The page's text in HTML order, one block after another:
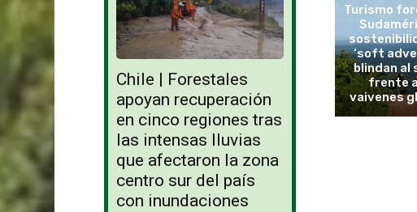
Chile | Forestales
apoyan recuperación
en cinco regiones tras
las intensas lluvias
que afectaron la zona
centro sur del país
con inundaciones
Turismo
‘soft
blindan al
frente
vaivenes